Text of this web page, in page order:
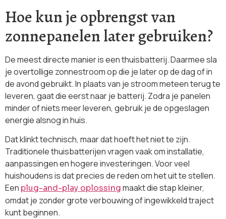
Hoe kun je opbrengst van
zonnepanelen later gebruiken?
De meest directe manier is een thuisbatterij. Daarmee sla
je overtollige zonnestroom op die je later op de dag of in
de avond gebruikt. In plaats van je stroom meteen terug te
leveren, gaat die eerst naar je batterij. Zodra je panelen
minder of niets meer leveren, gebruik je de opgeslagen
energie alsnog in huis.
Dat klinkt technisch, maar dat hoeft het niet te zijn.
Traditionele thuisbatterijen vragen vaak om installatie,
aanpassingen en hogere investeringen. Voor veel
huishoudens is dat precies de reden om het uit te stellen.
Een plug-and-play oplossingmaakt die stap kleiner,
omdat je zonder grote verbouwing of ingewikkeld traject
kunt beginnen.